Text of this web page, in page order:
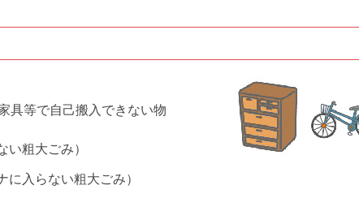
具等で自己搬入できない物
粗大ごみ）
入らない粗大ごみ）